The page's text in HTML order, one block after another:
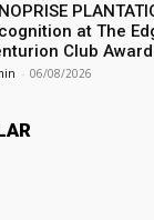
at The
Club
- 06/08/2026